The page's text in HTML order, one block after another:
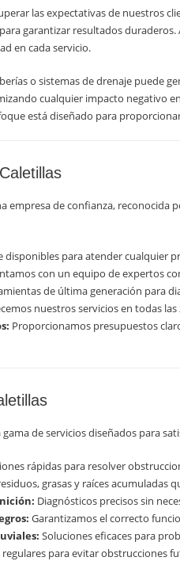
las expectativas de nuestros
garantizar resultados
en cada servicio.
o sistemas de drenaje puede
cualquier impacto negativo
está diseñado para
empresa de confianza,
disponibles para atender cualquier
con un equipo de expertos
de última generación para
nuestros servicios en todas
Proporcionamos presupuestos
de servicios diseñados para
rápidas para resolver
grasas y raíces acumuladas
Diagnósticos precisos sin
Garantizamos el correcto
Soluciones eficaces para
regulares para evitar obstrucciones